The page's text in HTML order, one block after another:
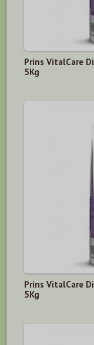
Prins VitalCare
5Kg
Prins VitalCare
5Kg